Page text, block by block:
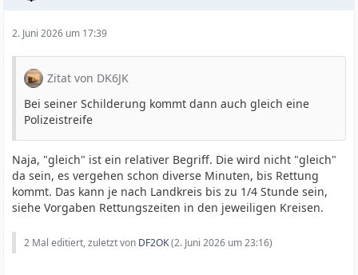
2. Juni 2026 um 17:39
Zitat von DK6JK
Bei seiner Schilderung kommt dann auch gleich eine
Polizeistreife
Naja, "gleich" ist ein relativer Begriff. Die wird nicht "gleich"
da sein, es vergehen schon diverse Minuten, bis Rettung
kommt. Das kann je nach Landkreis bis zu 1/4 Stunde sein,
siehe Vorgaben Rettungszeiten in den jeweiligen Kreisen.
2 Mal editiert, zuletzt von DF2OK(2. Juni 2026 um 23:16)